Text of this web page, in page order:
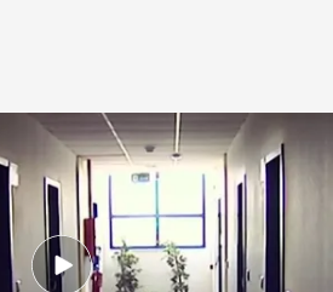
cobran parte de la